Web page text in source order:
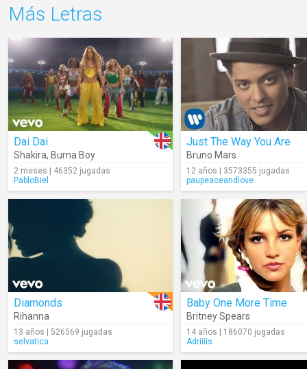
Más Letras
Dai Dai
Shakira, Burna Boy
2 meses | 46352 jugadas
PabloBiel
Just The Way You Are
Bruno Mars
12 años | 3573355 jugadas
paupeaceandlove
Diamonds
Rihanna
13 años | 526569 jugadas
selvatica
Baby One More Time
Britney Spears
14 años | 186070 jugadas
Adriiiis